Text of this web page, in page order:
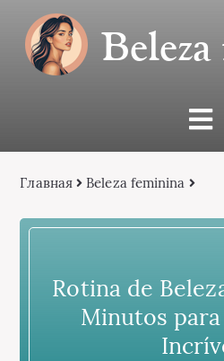
Главная Beleza feminina
Rotina de
Minutos